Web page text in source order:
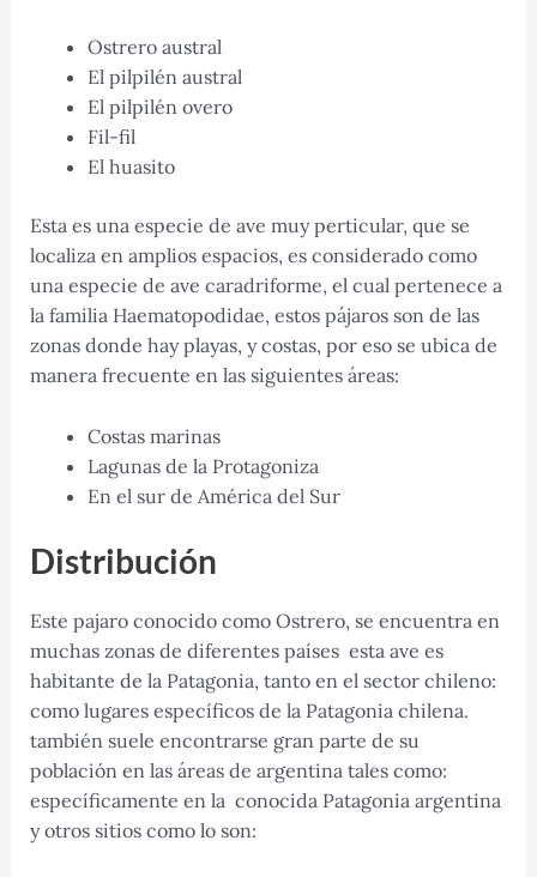
Ostrero austral
El pilpilén austral
El pilpilén overo
Fil-fil
El huasito
Esta es una especie de ave muy perticular, que se
localiza en amplios espacios, es considerado como
una especie de ave caradriforme, el cual pertenece a
la familia Haematopodidae, estos pájaros son de las
zonas donde hay playas, y costas, por eso se ubica de
manera frecuente en las siguientes áreas:
Costas marinas
Lagunas de la Protagoniza
En el sur de América del Sur
Distribución
Este pajaro conocido como Ostrero, se encuentra en
muchas zonas de diferentes países esta ave es
habitante de la Patagonia, tanto en el sector chileno:
como lugares específicos de la Patagonia chilena.
también suele encontrarse gran parte de su
población en las áreas de argentina tales como:
específicamente en la conocida Patagonia argentina
y otros sitios como lo son: